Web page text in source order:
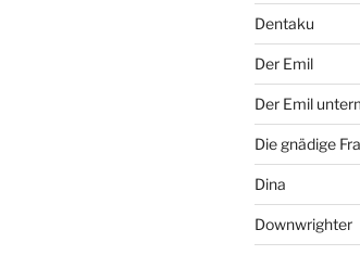
Dentaku
Der Emil
Der Emil
Die gnädige
Dina
Downwrighter